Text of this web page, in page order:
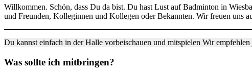
Willkommen. Schön, dass Du da bist. Du hast Lust auf Badminton in
und Freunden, Kolleginnen und Kollegen oder Bekannten. Wir freuen uns
Du kannst einfach in der Halle vorbeischauen und mitspielen Wir
Was sollte ich mitbringen?